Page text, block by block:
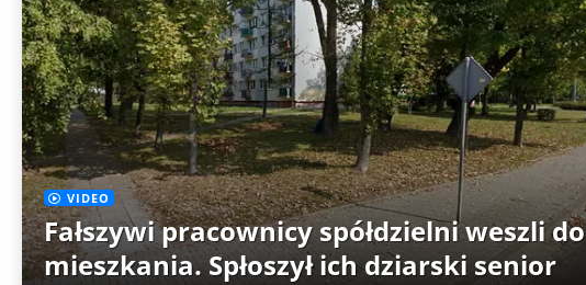
VIDEO
Fałszywi pracownicy spółdzielni weszli do
mieszkania. Spłoszył ich dziarski senior